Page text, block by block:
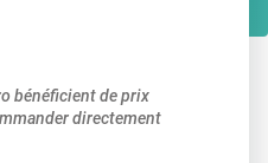
bénéficient de prix
directement